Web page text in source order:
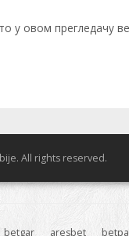
у овом прегледачу
All rights reserved.
betgar aresbet